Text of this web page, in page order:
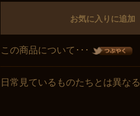
お気に入りに追加
この商品について･･･
日常見ているものたちとは異なる